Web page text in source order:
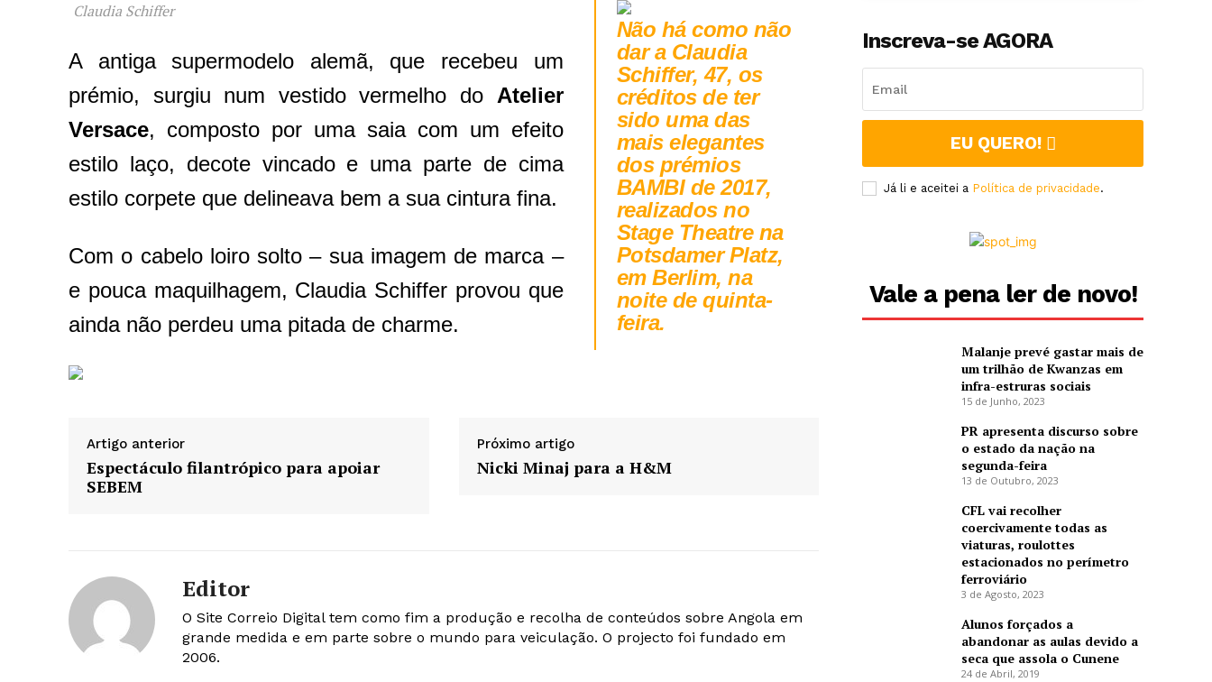
Claudia Schiffer
Não há como não
dar aClaudia
Schiffer, 47, os
créditos de ter
sido uma das
mais elegantes
dos prémios
BAMBI de 2017,
realizados no
Stage Theatre na
Potsdamer Platz,
em Berlim, na
noite de quinta-
feira.
A antiga supermodelo alemã, que recebeu um
prémio, surgiu num vestido vermelho do Atelier
Versace, composto por uma saia com um efeito
estilo laço, decote vincado e uma parte de cima
estilo corpete que delineava bem a sua cintura fina.
Com o cabelo loiro solto – sua imagem de marca –
e pouca maquilhagem, Claudia Schiffer provou que
ainda não perdeu uma pitada de charme.
Artigo anterior
Espectáculo filantrópico para apoiar
SEBEM
Próximo artigo
Nicki Minaj para a H&M
Editor
O Site Correio Digital tem como fim a produção e recolha de conteúdos sobre Angola em
grande medida e em parte sobre o mundo para veiculação. O projecto foi fundado em
2006.
Inscreva-se AGORA
EU QUERO!
Já li e aceitei a Política de privacidade.
Vale a pena ler de novo!
Malanje prevé gastar mais de
um trilhão de Kwanzas em
infra-estruras sociais
15 de Junho, 2023
PR apresenta discurso sobre
o estado da nação na
segunda-feira
13 de Outubro, 2023
CFL vai recolher
coercivamente todas as
viaturas, roulottes
estacionados no perímetro
ferroviário
3 de Agosto, 2023
Alunos forçados a
abandonar as aulas devido a
seca que assola o Cunene
24 de Abril, 2019